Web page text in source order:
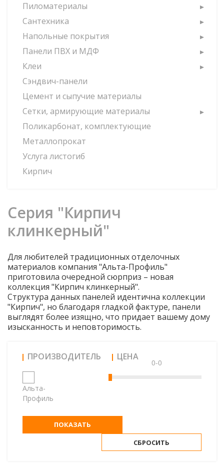
Пиломатериалы
Сантехника
Напольные покрытия
Панели ПВХ и МДФ
Клеи
Сэндвич-панели
Цемент и сыпучие материалы
Сетки, армирующие материалы
Поликарбонат, комплектующие
Металлопрокат
Услуга листогиб
Кирпич
Серия "Кирпич
клинкерный"
Для любителей традиционных отделочных
материалов компания "Альта-Профиль"
приготовила очередной сюрприз – новая
коллекция "Кирпич клинкерный".
Структура данных панелей идентична коллекции
"Кирпич", но благодаря гладкой фактуре, панели
выглядят более изящно, что придает вашему дому
изысканность и неповторимость.
ПРОИЗВОДИТЕЛЬ
Альта-
Профиль
ЦЕНА
0-0
ПОКАЗАТЬ
СБРОСИТЬ